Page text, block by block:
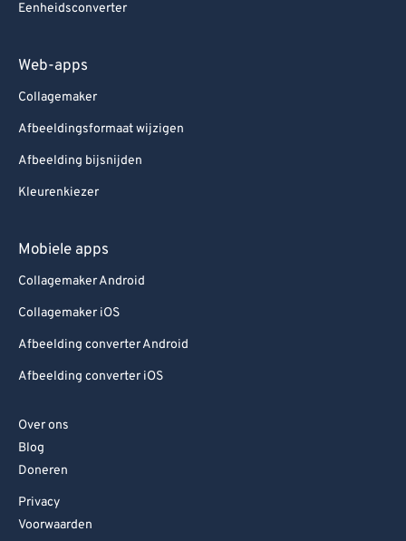
Eenheidsconverter
Web-apps
Collagemaker
Afbeeldingsformaat wijzigen
Afbeelding bijsnijden
Kleurenkiezer
Mobiele apps
Collagemaker Android
Collagemaker iOS
Afbeelding converter Android
Afbeelding converter iOS
Over ons
Blog
Doneren
Privacy
Voorwaarden